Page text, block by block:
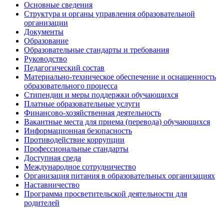
Основные сведения
Структура и органы управления образовательной
организации
Документы
Образование
Образовательные стандарты и требования
Руководство
Педагогический состав
Материально-техническое обеспечение и оснащенность
образовательного процесса
Стипендии и меры поддержки обучающихся
Платные образовательные услуги
Финансово-хозяйственная деятельность
Вакантные места для приема (перевода) обучающихся
Информационная безопасность
Противодействие коррупции
Профессиональные стандарты
Доступная среда
Международное сотрудничество
Организация питания в образовательных организациях
Наставничество
Программа просветительской деятельности для
родителей